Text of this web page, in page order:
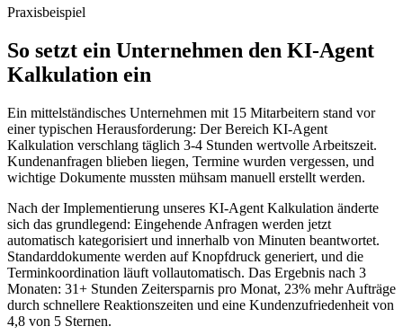
Praxisbeispiel
So setzt ein Unternehmen den KI-Agent
Kalkulation ein
Ein mittelständisches Unternehmen mit 15 Mitarbeitern stand vor
einer typischen Herausforderung: Der Bereich KI-Agent
Kalkulation verschlang täglich 3-4 Stunden wertvolle Arbeitszeit.
Kundenanfragen blieben liegen, Termine wurden vergessen, und
wichtige Dokumente mussten mühsam manuell erstellt werden.
Nach der Implementierung unseres KI-Agent Kalkulation änderte
sich das grundlegend: Eingehende Anfragen werden jetzt
automatisch kategorisiert und innerhalb von Minuten beantwortet.
Standarddokumente werden auf Knopfdruck generiert, und die
Terminkoordination läuft vollautomatisch. Das Ergebnis nach 3
Monaten: 31+ Stunden Zeitersparnis pro Monat, 23% mehr Aufträge
durch schnellere Reaktionszeiten und eine Kundenzufriedenheit von
4,8 von 5 Sternen.